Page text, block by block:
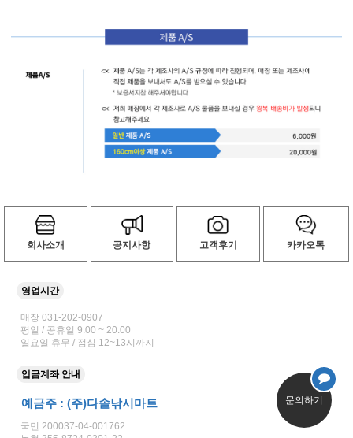
회사소개 공지사항 고객후기 카카오톡
영업시간
매장 031-202-0907
평일 / 공휴일 9:00 ~ 20:00
일요일 휴무 / 점심 12~13시까지
입금계좌 안내
예금주 : (주)다솔낚시마트
국민 200037-04-001762
문의하기